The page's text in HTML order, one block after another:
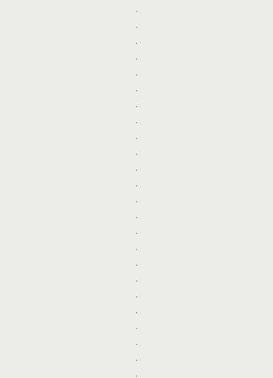
.
.
.
.
.
.
.
.
.
.
.
.
.
.
.
.
.
.
.
.
.
.
.
.